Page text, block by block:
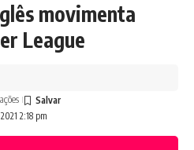
movimenta
League
2:18 pm